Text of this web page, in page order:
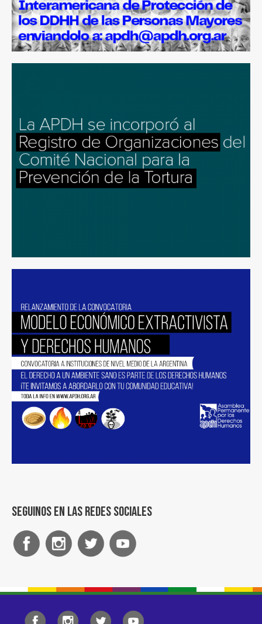
Seguinos en las redes sociales